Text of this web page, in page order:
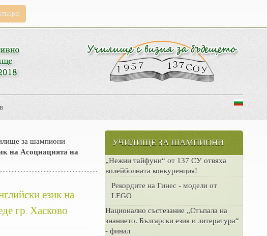
за шампиони
на Асоциацията на
език на
гр. Хасково
УЧИЛИЩЕ ЗА ШАМПИОНИ
„Нежни тайфуни“ от 137 СУ отвяха
волейболната конкуренция!
Рекордите на Гинес - модели от
LEGO
Национално състезание „Стъпала на
знанието. Български език и литература“
- финал